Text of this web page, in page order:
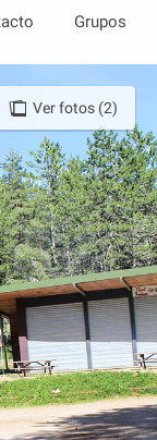
Grupos
Ver fotos (2)